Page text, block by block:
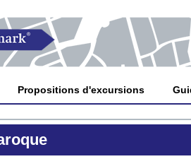
Propositions d'excursions